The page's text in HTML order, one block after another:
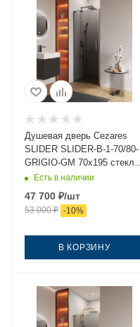
Душевая дверь Cezares
SLIDER SLIDER-B-1-70/80-
GRIGIO-GM 70х195 стекло
тонированное профиль
оружейная сталь
Есть в наличии
47 700 ₽/шт
53 000₽ -10%
В КОРЗИНУ